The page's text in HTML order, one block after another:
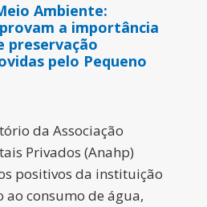
Ambiente:
a importância
preservação
pelo Pequeno
da Associação
Privados (Anahp)
positivos da instituição
ao consumo de água,